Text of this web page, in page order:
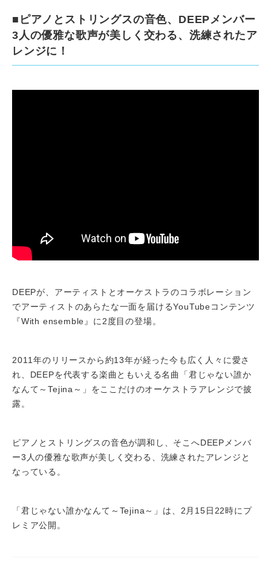
■ピアノとストリングスの音色、DEEPメンバー
3人の優雅な歌声が美しく交わる、洗練されたア
レンジに！
DEEPが、アーティストとオーケストラのコラボレーション
でアーティストのあらたな一面を届けるYouTubeコンテンツ
『With ensemble』に2度目の登場。
2011年のリリースから約13年が経った今も広く人々に愛さ
れ、DEEPを代表する楽曲ともいえる名曲「君じゃない誰か
なんて～Tejina～」をここだけのオーケストラアレンジで披
露。
ピアノとストリングスの音色が調和し、そこへDEEPメンバ
ー3人の優雅な歌声が美しく交わる、洗練されたアレンジと
なっている。
「君じゃない誰かなんて～Tejina～」は、2月15日22時にプ
レミア公開。